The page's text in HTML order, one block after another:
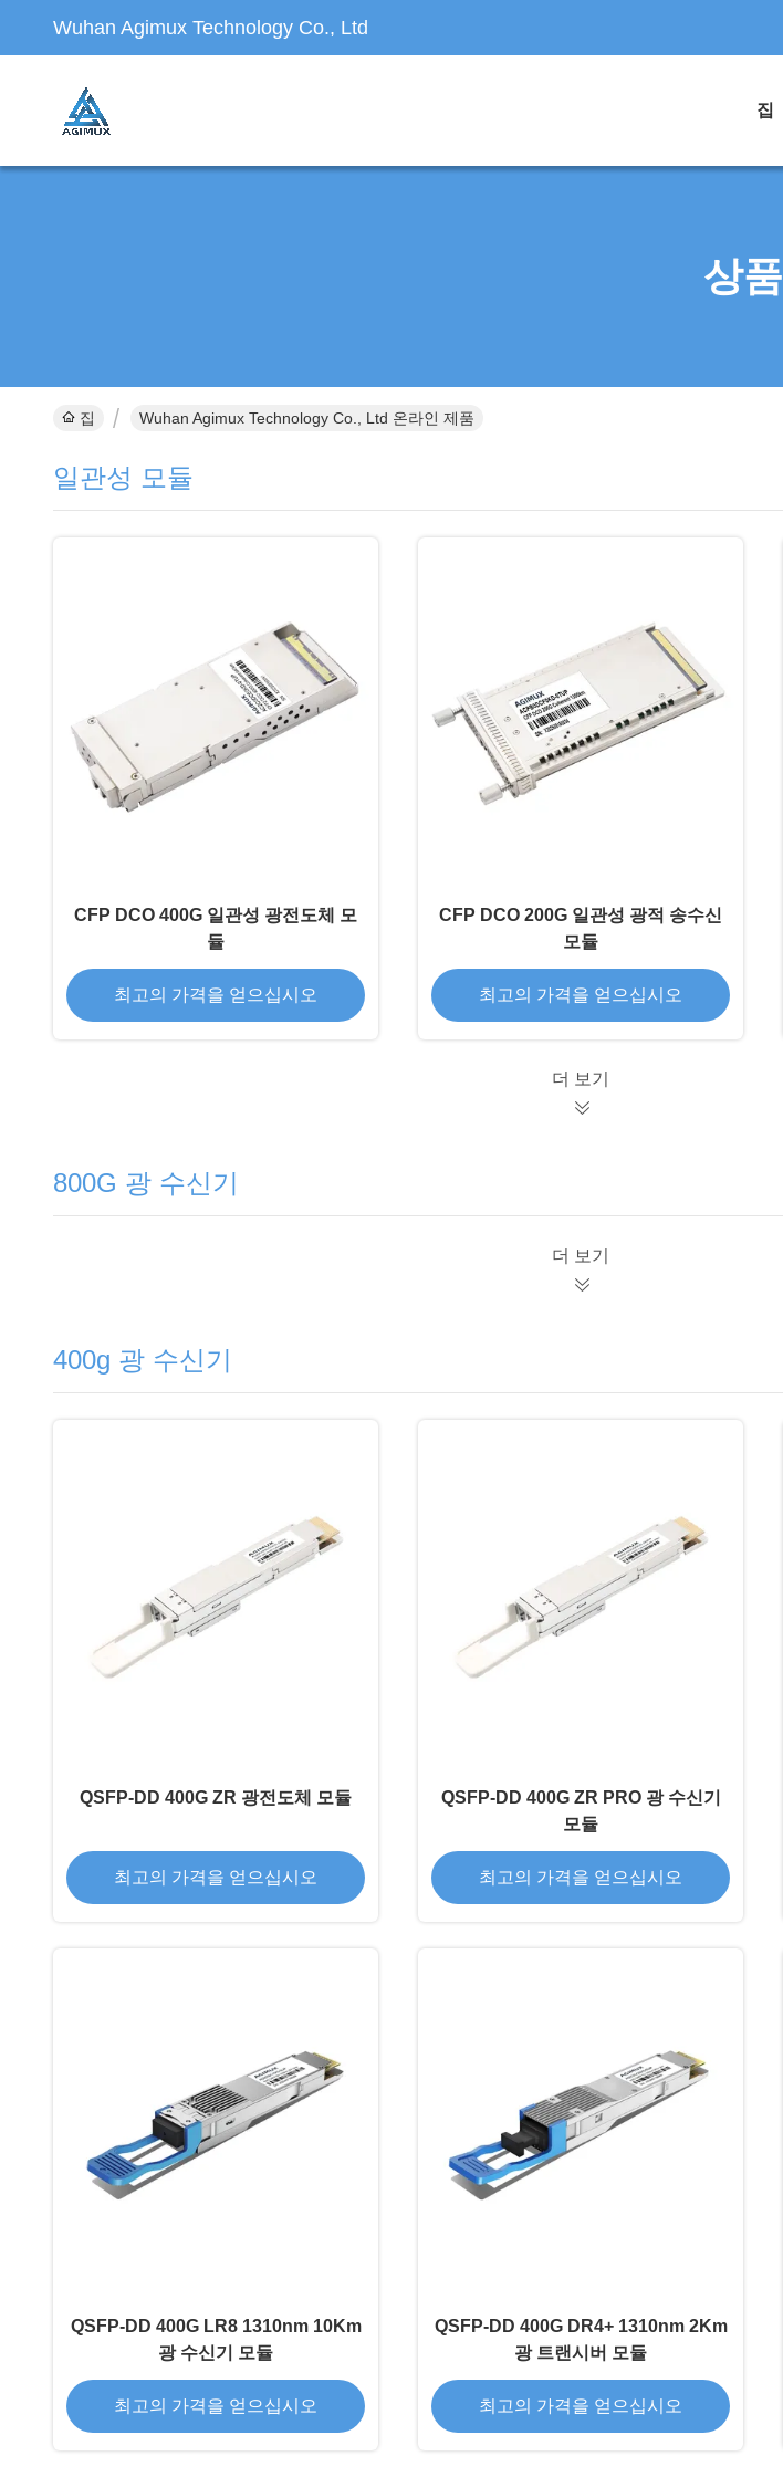
Wuhan Agimux Technology Co., Ltd
집
상품
집 Wuhan Agimux Technology Co., Ltd 온라인 제품
일관성 모듈
CFP DCO 400G 일관성 광전도체 모
듈
최고의 가격을 얻으십시오
CFP DCO 200G 일관성 광적 송수신
모듈
최고의 가격을 얻으십시오
더 보기
800G 광 수신기
더 보기
400g 광 수신기
QSFP-DD 400G ZR 광전도체 모듈
최고의 가격을 얻으십시오
QSFP-DD 400G ZR PRO 광 수신기
모듈
최고의 가격을 얻으십시오
QSFP-DD 400G LR8 1310nm 10Km
광 수신기 모듈
최고의 가격을 얻으십시오
QSFP-DD 400G DR4+ 1310nm 2Km
광 트랜시버 모듈
최고의 가격을 얻으십시오